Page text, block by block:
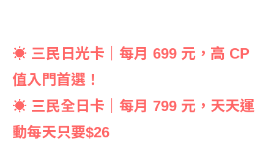
☀️ 三民日光卡｜每月 699 元，高 CP
值入門首選！
☀️ 三民全日卡｜每月 799 元，天天運
動每天只要$26